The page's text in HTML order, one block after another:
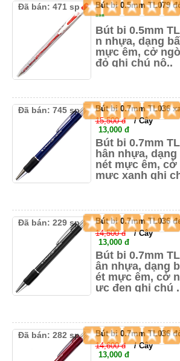
Bút bi 0.5mm TL079
***
Bút bi 0.5mm
n nhựa, dạng
mực êm, cở
đỏ ghi chú nộ..
Đã bán: 471 sp
Bút bi 0.7mm TL036
15,500 đ
/ Cây
13,000 đ
Bút bi 0.7mm
hân nhựa,
nét mực êm, cở
mực xanh ghi
Đã bán: 745 sp
Bút bi 0.7mm TL036
14,500 đ
/ Cây
13,000 đ
Bút bi 0.7mm
ân nhựa, dạng
ét mực êm, cở
ực đen ghi chú
Đã bán: 229 sp
Bút bi 0.7mm TL036
14,600 đ
/ Cây
13,000 đ
Đã bán: 282 sp